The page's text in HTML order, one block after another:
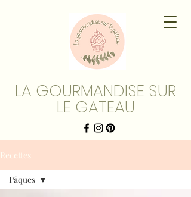
LA GOURMANDISE SUR
LE GATEAU
Recettes
Pâques